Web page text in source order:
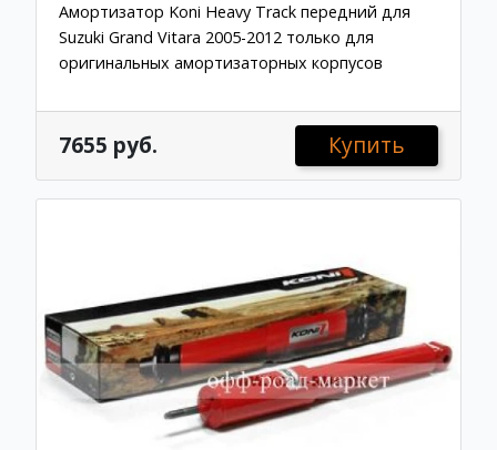
Амортизатор Koni Heavy Track передний для
Suzuki Grand Vitara 2005-2012 только для
оригинальных амортизаторных корпусов
7655 руб. Купить